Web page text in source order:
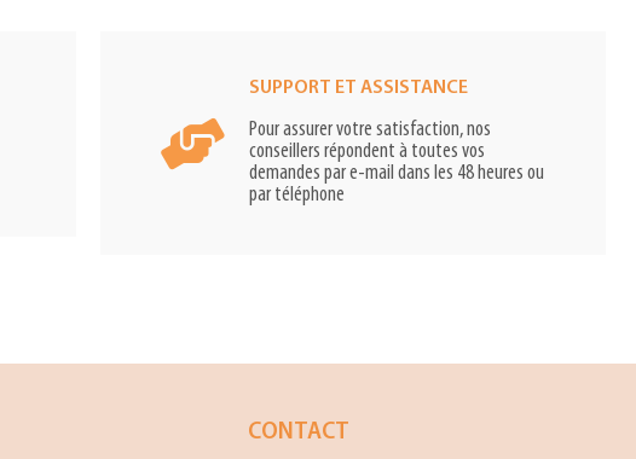
SUPPORT ET ASSISTANCE
Pour assurer votre satisfaction, nos
conseillers répondent à toutes vos
demandes par e-mail dans les 48 heures ou
par téléphone
CONTACT